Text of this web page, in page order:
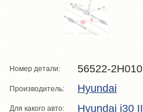
Номер детали: 56522-2H010
Производитель: Hyundai
Для какого авто: Hyundai i30 II